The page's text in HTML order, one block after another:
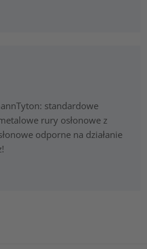
standardowe
rury osłonowe z
odporne na działanie